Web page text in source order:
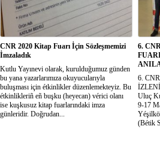
CNR 2020 Kitap Fuarı İçin Sözleşmemizi
İmzaladık
Kutlu Yayınevi olarak, kurulduğumuz günden
bu yana yazarlarımıza okuyucularıyla
buluşması için étkinlikler düzenlemekteyiz. Bu
étkinlikleriñ eñ buşku (heyecan) vérici olanı
ise kuşkusuz kitap fuarlarındaki imza
günleridir. Doğrudan...
6.
6.
Uluç
9-17
(Bétik